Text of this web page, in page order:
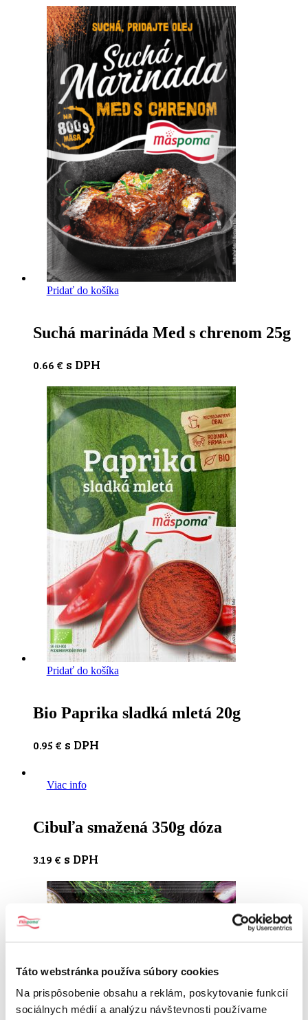
Táto webstránka používa súbory cookies
Na prispôsobenie obsahu a reklám, poskytovanie funkcií
sociálnych médií a analýzu návštevnosti používame
Pridať do košíka
Suchá marináda Med s chrenom 25g
0.66 € s DPH
Pridať do košíka
Bio Paprika sladká mletá 20g
0.95 € s DPH
Viac info
Cibuľa smažená 350g dóza
3.19 € s DPH